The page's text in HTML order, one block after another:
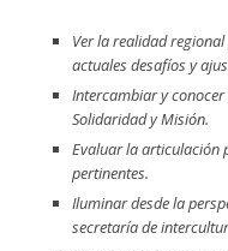
Ver la realidad
actuales desafíos y
Intercambiar y conocer
Solidaridad y Misión.
Evaluar la articulación
pertinentes.
Iluminar desde la
secretaría de